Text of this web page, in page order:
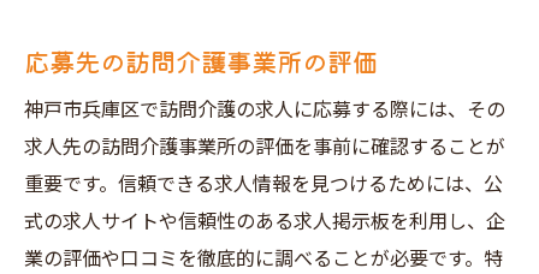
応募先の訪問介護事業所の評価
神戸市兵庫区で訪問介護の求人に応募する際には、その
求人先の訪問介護事業所の評価を事前に確認することが
重要です。信頼できる求人情報を見つけるためには、公
式の求人サイトや信頼性のある求人掲示板を利用し、企
業の評価や口コミを徹底的に調べることが必要です。特